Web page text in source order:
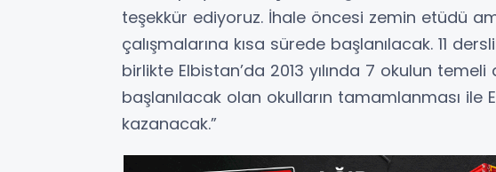
teşekkür ediyoruz. İhale öncesi zemin etüdü
çalışmalarına kısa sürede başlanılacak. 11
birlikte Elbistan’da 2013 yılında 7 okulun temeli
başlanılacak olan okulların tamamlanması ile
kazanacak.”